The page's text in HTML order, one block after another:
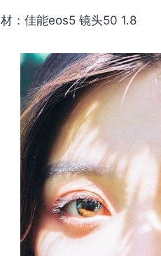
材：佳能eos5 镜头50 1.8